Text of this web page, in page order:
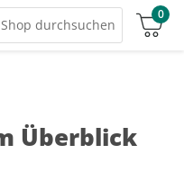
Shop durchsuchen
0
Überblick